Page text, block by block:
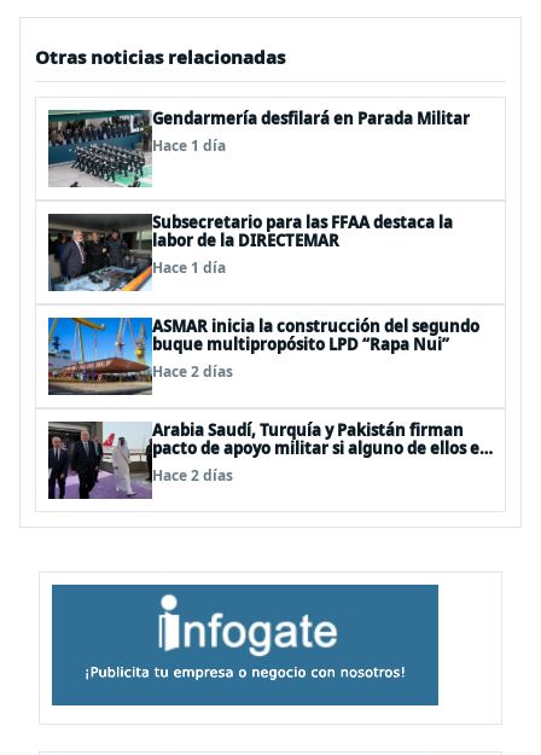
Otras noticias relacionadas
Gendarmería desfilará en Parada Militar
Hace 1 día
Subsecretario para las FFAA destaca la
labor de la DIRECTEMAR
Hace 1 día
ASMAR inicia la construcción del segundo
buque multipropósito LPD “Rapa Nui”
Hace 2 días
Arabia Saudí, Turquía y Pakistán firman
pacto de apoyo militar si alguno de ellos es
atacado
Hace 2 días